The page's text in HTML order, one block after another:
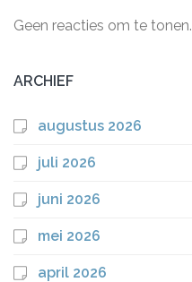
Geen reacties om te tonen.
ARCHIEF
augustus 2026
juli 2026
juni 2026
mei 2026
april 2026